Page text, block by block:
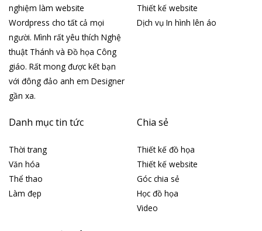
nghiệm làm website
Wordpress cho tất cả mọi
người. Mình rất yêu thích Nghệ
thuật Thánh và Đồ họa Công
giáo. Rất mong được kết bạn
với đông đảo anh em Designer
gần xa.
Thiết kế website
Dịch vụ In hình lên áo
Danh mục tin tức
Thời trang
Văn hóa
Thể thao
Làm đẹp
Chia sẻ
Thiết kế đồ họa
Thiết kế website
Góc chia sẻ
Học đồ họa
Video